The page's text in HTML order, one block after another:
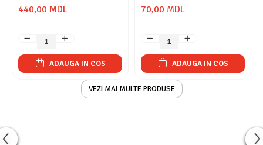
440,00 MDL
ADAUGA IN COS
70,00 MDL
ADAUGA IN COS
VEZI MAI MULTE PRODUSE